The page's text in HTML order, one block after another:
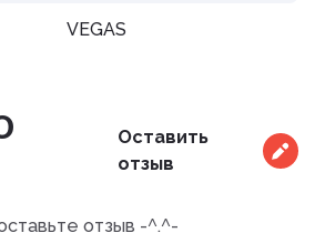
VEGAS
Оставить
отзыв
отзыв -^.^-